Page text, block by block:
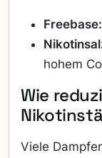
Freebase:
hohem
Wie
Viele